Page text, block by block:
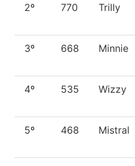
2º 770 Trilly
3º 668 Minnie
4º 535 Wizzy
5º 468 Mistral